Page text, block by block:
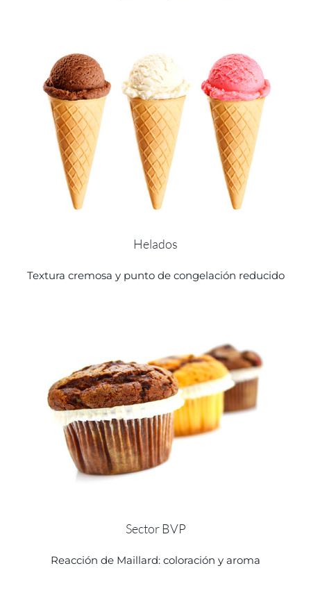
Helados
Textura cremosa y punto de congelación reducido
Sector BVP
Reacción de Maillard: coloración y aroma